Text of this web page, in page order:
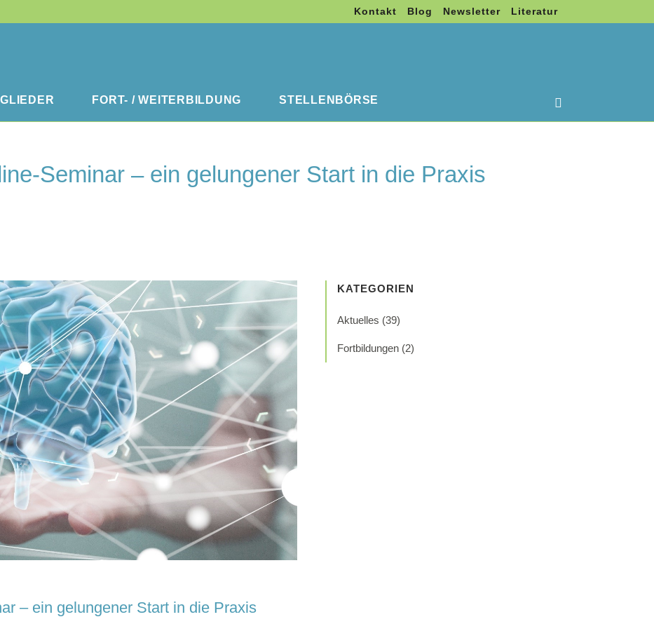
Kontakt Blog Newsletter Literatur
FORT- / WEITERBILDUNG STELLENBÖRSE
Seminar – ein gelungener Start in die Praxis
– ein gelungener Start in die Praxis
KATEGORIEN
Aktuelles (39)
Fortbildungen (2)